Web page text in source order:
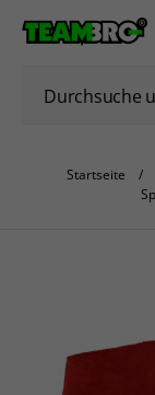
Startseite